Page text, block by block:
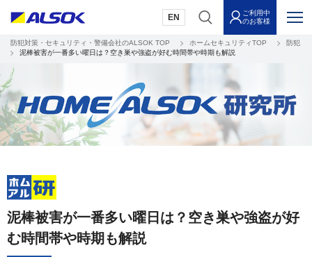
EN
ご利用中
のお客様
防犯対策・セキュリティ・警備会社のALSOK TOP ホームセキュリティTOP
防犯
泥棒被害が一番多い曜日は？空き巣や強盗が好む時間帯や時期も解説
泥棒被害が一番多い曜日は？空き巣や強盗が好
む時間帯や時期も解説